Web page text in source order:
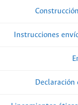
Instrucciones